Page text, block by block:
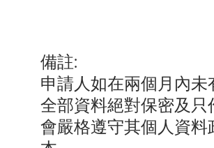
備註:
申請人如在兩個月內
全部資料絕對保密及
會嚴格遵守其個人資